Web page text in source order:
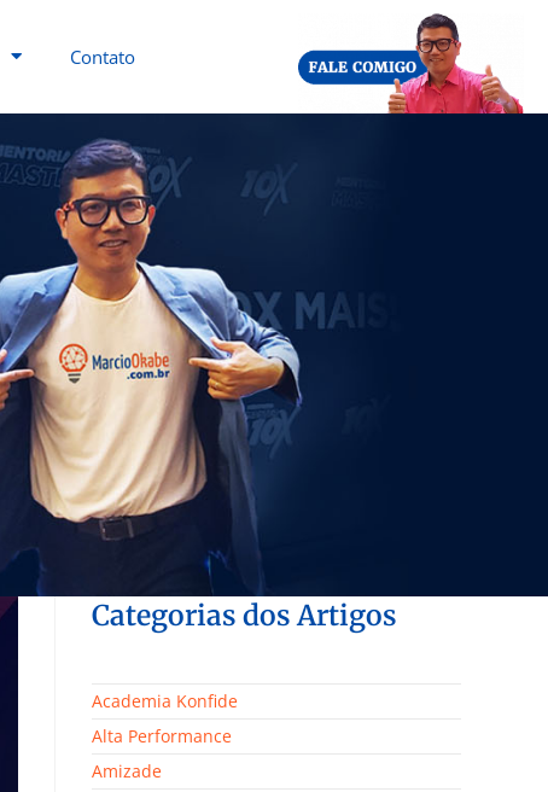
Contato
Categorias dos Artigos
Academia Konfide
Alta Performance
Amizade